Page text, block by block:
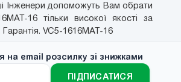
Інженери допоможуть Вам обрати
16 тільки високої якості за
VC5-1616MAT-16
на email розсилку зі знижками
ПІДПИСАТИСЯ